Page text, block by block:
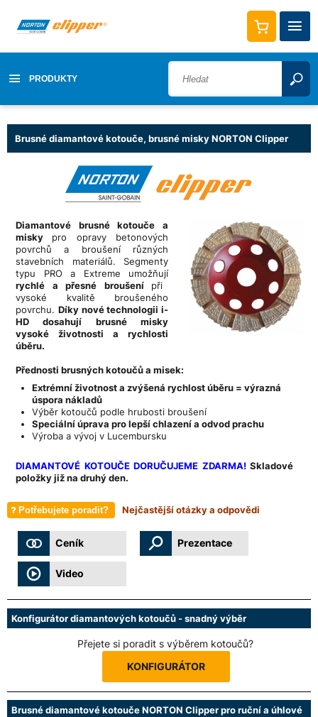
PRODUKTY
Brusné diamantové kotouče, brusné misky NORTON Clipper
Diamantové brusné kotouče a
misky pro opravy betonových
povrchů a broušení různých
stavebních materiálů. Segmenty
typu PRO a Extreme umožňují
rychlé a přesné broušení při
vysoké kvalitě broušeného
povrchu. Díky nové technologii i-
HD dosahují brusné misky
vysoké životnosti a rychlosti
úběru.
Přednosti brusných kotoučů a misek:
Extrémní životnost a zvýšená rychlost úběru = výrazná
úspora nákladů
Výběr kotoučů podle hrubosti broušení
Speciální úprava pro lepší chlazení a odvod prachu
Výroba a vývoj v Lucembursku
DIAMANTOVÉ KOTOUČE DORUČUJEME ZDARMA! Skladové
položky již na druhý den.
Potřebujete poradit? Nejčastější otázky a odpovědi
Ceník Prezentace
Video
Konfigurátor diamantových kotoučů - snadný výběr
Přejete si poradit s výběrem kotoučů?
KONFIGURÁTOR
Brusné diamantové kotouče NORTON Clipper pro ruční a úhlové